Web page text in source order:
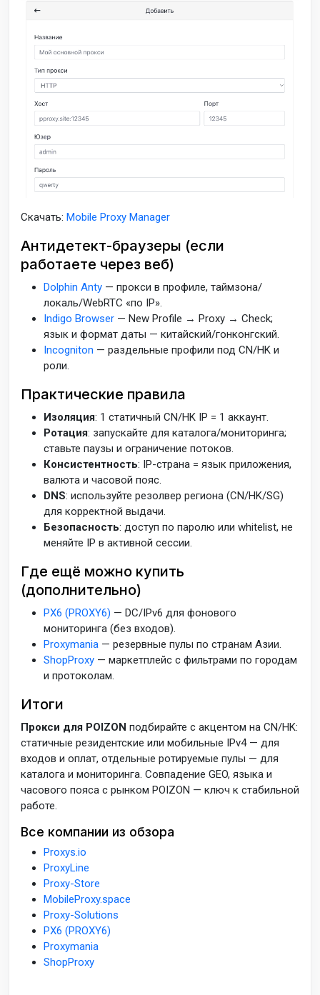
Скачать: Mobile Proxy Manager
Антидетект-браузеры (если
работаете через веб)
Dolphin Anty — прокси в профиле, таймзона/
локаль/WebRTC «по IP».
Indigo Browser — New Profile → Proxy → Check;
язык и формат даты — китайский/гонконгский.
Incogniton — раздельные профили под CN/HK и
роли.
Практические правила
Изоляция: 1 статичный CN/HK IP = 1 аккаунт.
Ротация: запускайте для каталога/мониторинга;
ставьте паузы и ограничение потоков.
Консистентность: IP-страна = язык приложения,
валюта и часовой пояс.
DNS: используйте резолвер региона (CN/HK/SG)
для корректной выдачи.
Безопасность: доступ по паролю или whitelist, не
меняйте IP в активной сессии.
Где ещё можно купить
(дополнительно)
PX6 (PROXY6) — DC/IPv6 для фонового
мониторинга (без входов).
Proxymania — резервные пулы по странам Азии.
ShopProxy — маркетплейс с фильтрами по городам
и протоколам.
Итоги
Прокси для POIZON подбирайте с акцентом на CN/HK:
статичные резидентские или мобильные IPv4 — для
входов и оплат, отдельные ротируемые пулы — для
каталога и мониторинга. Совпадение GEO, языка и
часового пояса с рынком POIZON — ключ к стабильной
работе.
Все компании из обзора
Proxys.io
ProxyLine
Proxy-Store
MobileProxy.space
Proxy-Solutions
PX6 (PROXY6)
Proxymania
ShopProxy